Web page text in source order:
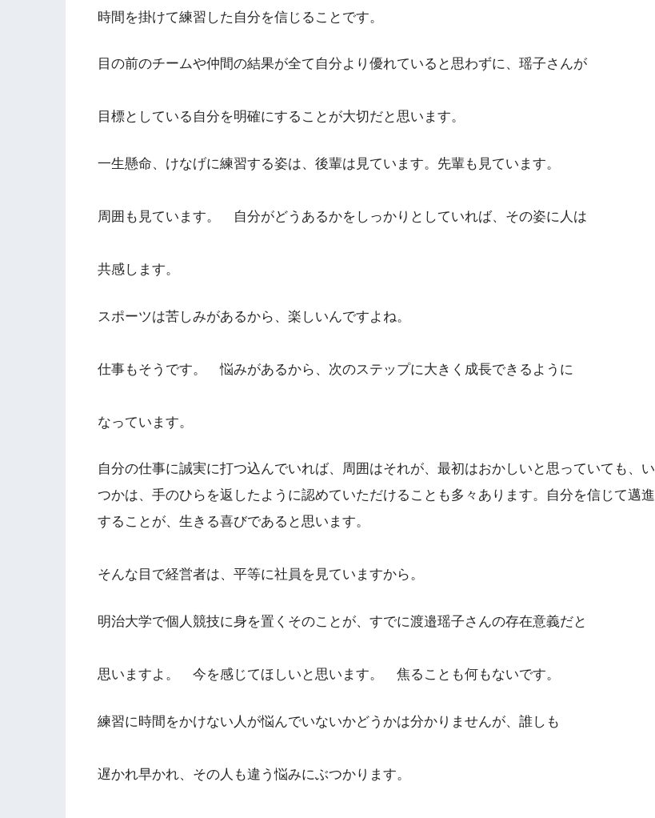
時間を掛けて練習した自分を信じることです。
目の前のチームや仲間の結果が全て自分より優れていると思わずに、瑶子さんが
目標としている自分を明確にすることが大切だと思います。
一生懸命、けなげに練習する姿は、後輩は見ています。先輩も見ています。
周囲も見ています。 自分がどうあるかをしっかりとしていれば、その姿に人は
共感します。
スポーツは苦しみがあるから、楽しいんですよね。
仕事もそうです。 悩みがあるから、次のステップに大きく成長できるように
なっています。
自分の仕事に誠実に打つ込んでいれば、周囲はそれが、最初はおかしいと思っていても、い
つかは、手のひらを返したように認めていただけることも多々あります。自分を信じて邁進
することが、生きる喜びであると思います。
そんな目で経営者は、平等に社員を見ていますから。
明治大学で個人競技に身を置くそのことが、すでに渡邉瑶子さんの存在意義だと
思いますよ。 今を感じてほしいと思います。 焦ることも何もないです。
練習に時間をかけない人が悩んでいないかどうかは分かりませんが、誰しも
遅かれ早かれ、その人も違う悩みにぶつかります。